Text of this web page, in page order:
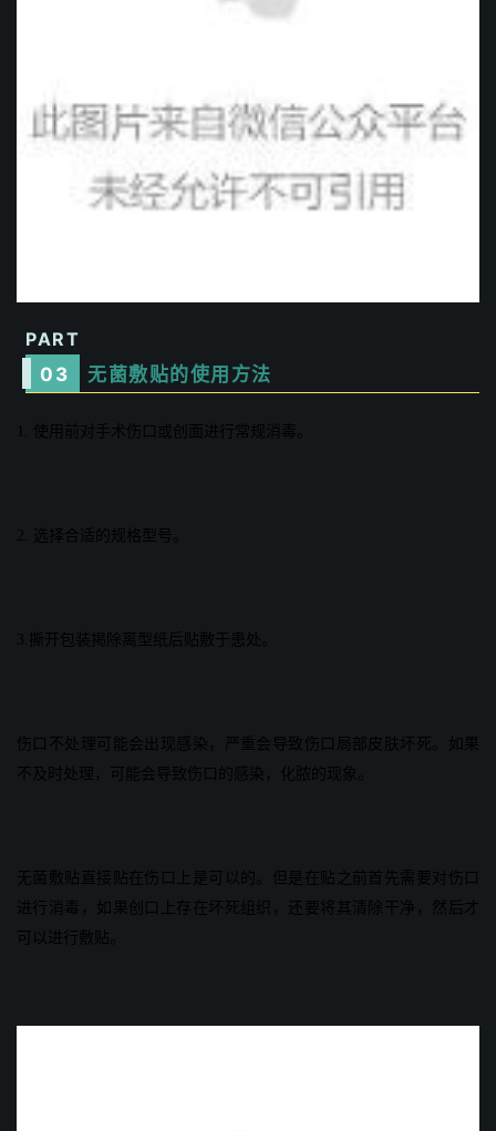
PART
0 3 无菌敷贴的使用方法
1. 使用前对手术伤口或创面进行常规消毒。
2. 选择合适的规格型号。
3.撕开包装掲除离型纸后贴敷于患处。
伤口不处理可能会出现感染，严重会导致伤口局部皮肤坏死。如果
不及时处理，可能会导致伤口的感染，化脓的现象。
无菌敷贴直接贴在伤口上是可以的。但是在贴之前首先需要对伤口
进行消毒，如果创口上存在坏死组织，还要将其清除干净，然后才
可以进行敷贴。